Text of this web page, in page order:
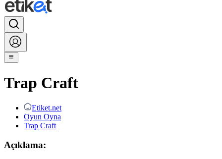
Trap Craft
Etiket.net
Oyun Oyna
Trap Craft
Açıklama: